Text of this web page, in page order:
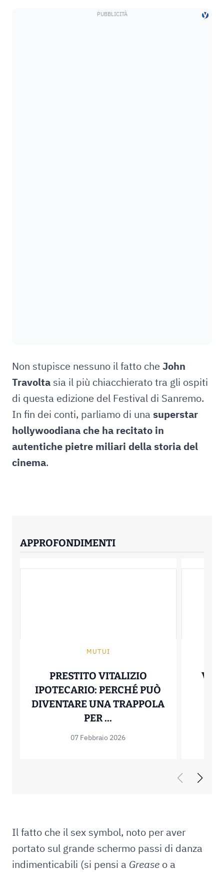
Non stupisce nessuno il fatto che John
Travolta sia il più chiacchierato tra gli ospiti
di questa edizione del Festival di Sanremo.
In fin dei conti, parliamo di una superstar
hollywoodiana che ha recitato in
autentiche pietre miliari della storia del
cinema.
APPROFONDIMENTI
MUTUI
PRESTITO VITALIZIO
IPOTECARIO: PERCHÉ PUÒ
DIVENTARE UNA TRAPPOLA
PER ...
07 Febbraio 2026
Il fatto che il sex symbol, noto per aver
portato sul grande schermo passi di danza
indimenticabili (si pensi a Grease o a